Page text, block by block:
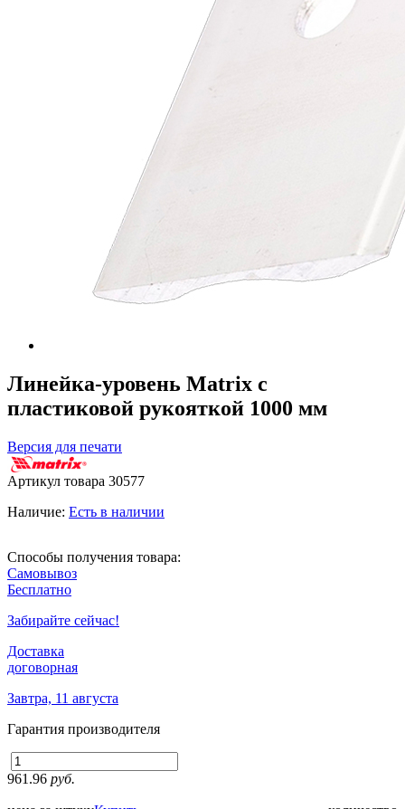
Линейка-уровень Matrix с
пластиковой рукояткой 1000 мм
Версия для печати
Артикул товара 30577
Наличие: Есть в наличии
Способы получения товара:
Самовывоз
Бесплатно
Забирайте сейчас!
Доставка
договорная
Завтра, 11 августа
Гарантия производителя
961.96 руб.